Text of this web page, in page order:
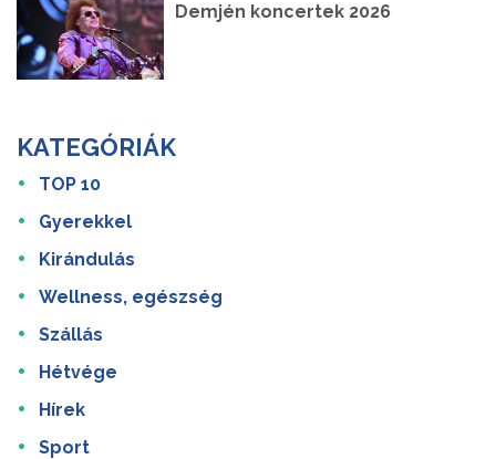
Demjén koncertek 2026
KATEGÓRIÁK
TOP 10
Gyerekkel
Kirándulás
Wellness, egészség
Szállás
Hétvége
Hírek
Sport